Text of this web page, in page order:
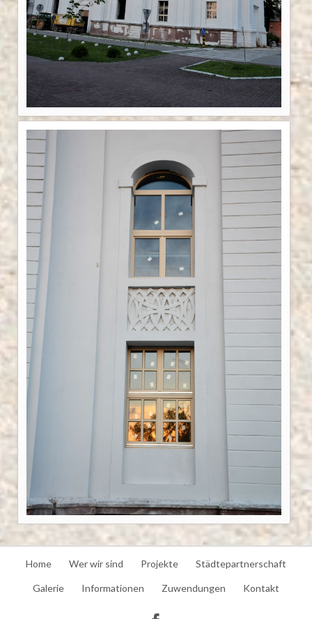
Navigation
Home Wer wir sind Projekte Städtepartnerschaft
Galerie Informationen Zuwendungen Kontakt